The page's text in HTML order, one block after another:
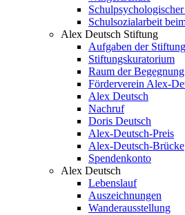
Schulsozialarbeit
Alex Deutsch Stiftung
Aufgaben der Stiftung
Stiftungskuratorium
Raum der Begegnung
Förderverein Alex-
Alex Deutsch
Nachruf
Doris Deutsch
Alex-Deutsch-Preis
Alex-Deutsch-Brücke
Spendenkonto
Alex Deutsch
Lebenslauf
Auszeichnungen
Wanderausstellung